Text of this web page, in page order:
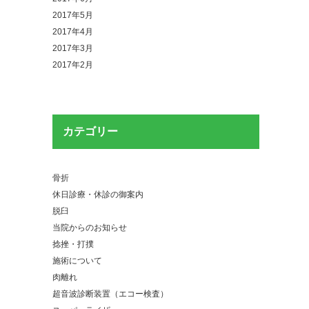
2017年5月
2017年4月
2017年3月
2017年2月
カテゴリー
骨折
休日診療・休診の御案内
脱臼
当院からのお知らせ
捻挫・打撲
施術について
肉離れ
超音波診断装置（エコー検査）